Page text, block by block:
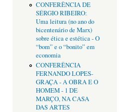
CONFERÊNCIA DE
SÉRGIO RIBEIRO:
Uma leitura (no ano do
bicentenário de Marx)
sobre ética e estética - O
“bom” e o “bonito” em
economia
CONFERÊNCIA
FERNANDO LOPES-
GRAÇA - A OBRA E O
HOMEM - 1 DE
MARÇO, NA CASA
DAS ARTES